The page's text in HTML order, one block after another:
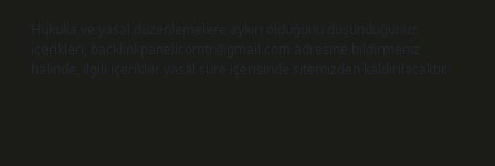
Hukuka ve yasal düzenlemelere aykırı olduğunu düşündüğünüz
içerikleri, backlinkpanelicomtr@gmail.com adresine bildirmeniz
halinde, ilgili içerikler yasal süre içerisinde sitemizden kaldırılacaktır.